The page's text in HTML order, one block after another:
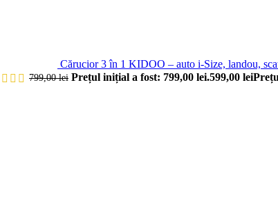
Cărucior 3 în 1 KIDOO – auto i-Size, landou,
799,00lei Prețul inițial a fost: 799,00 lei.599,00 lei